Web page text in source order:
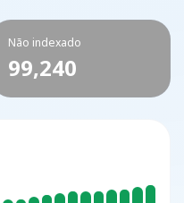
Não indexado
99,240